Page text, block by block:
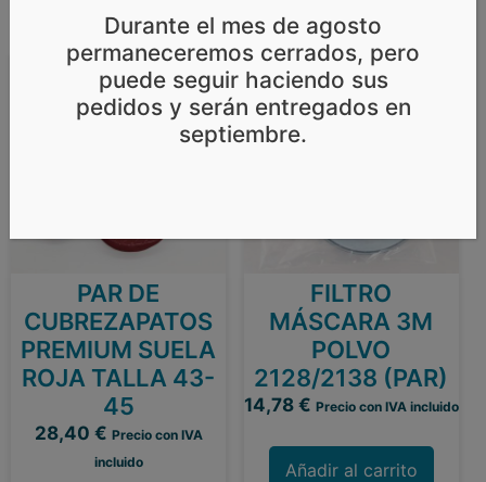
Productos relacionados
PAR DE
CUBREZAPATOS
PREMIUM SUELA
ROJA TALLA 43-
45
28,40 € Precio con IVA
incluido
FILTRO
MÁSCARA 3M
POLVO
2128/2138 (PAR)
14,78 € Precio con IVA incluido
Añadir al carrito
Durante el mes de agosto
permaneceremos cerrados, pero
puede seguir haciendo sus
pedidos y serán entregados en
septiembre.